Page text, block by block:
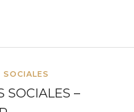
SOCIALES –